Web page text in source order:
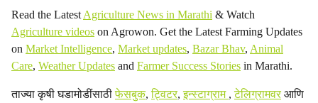
Read the Latest Agriculture News in Marathi & Watch
Agriculture videos on Agrowon. Get the Latest Farming Updates
on Market Intelligence, Market updates, Bazar Bhav, Animal
Care, Weather Updates and Farmer Success Stories in Marathi.
ताज्या कृषी घडामोडींसाठीफेसबुक,ट्विटर,इन्स्टाग्राम ,टेलिग्रामवरआणि